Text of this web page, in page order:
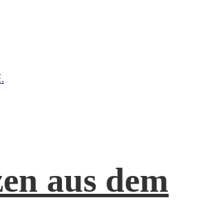
aus dem